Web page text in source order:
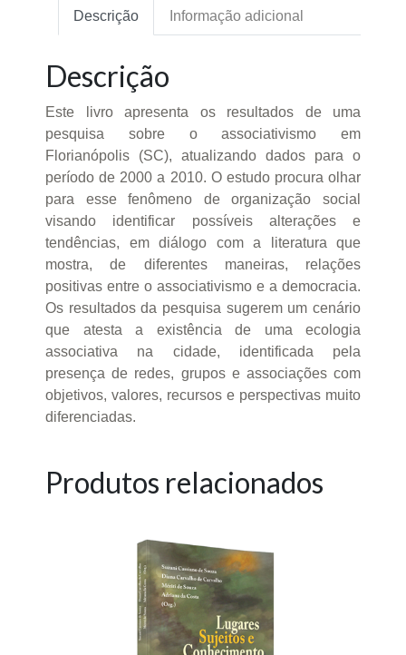
Descrição Informação adicional
Descrição
Este livro apresenta os resultados de uma
pesquisa sobre o associativismo em
Florianópolis (SC), atualizando dados para o
período de 2000 a 2010. O estudo procura olhar
para esse fenômeno de organização social
visando identificar possíveis alterações e
tendências, em diálogo com a literatura que
mostra, de diferentes maneiras, relações
positivas entre o associativismo e a democracia.
Os resultados da pesquisa sugerem um cenário
que atesta a existência de uma ecologia
associativa na cidade, identificada pela
presença de redes, grupos e associações com
objetivos, valores, recursos e perspectivas muito
diferenciadas.
Produtos relacionados